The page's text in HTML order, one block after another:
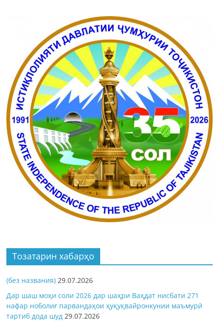
Тозатарин хабарҳо
(без названия) 29.07.2026
Дар шаш моҳи соли 2026 дар шаҳри Ваҳдат нисбати 271
нафар ноболиғ парвандаҳои ҳуқуқвайронкунии маъмурӣ
тартиб дода шуд 29.07.2026